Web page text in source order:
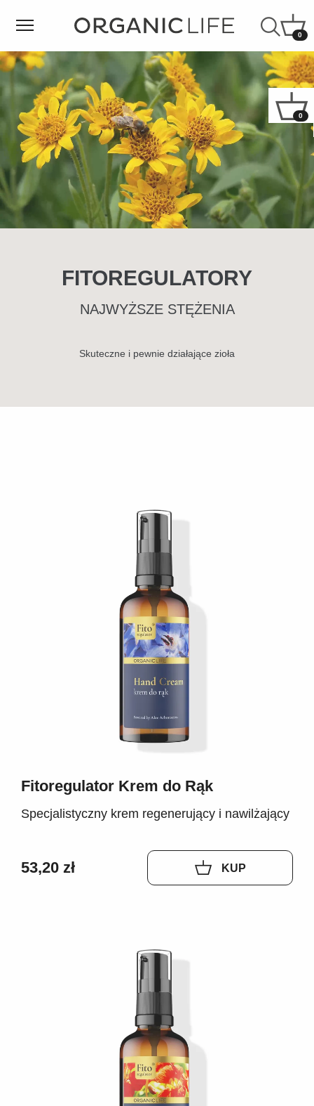
0
FITOREGULATORY
NAJWYŻSZE STĘŻENIA
Skuteczne i pewnie działające zioła
0
Fitoregulator Krem do Rąk
Specjalistyczny krem regenerujący i nawilżający
53,20 zł KUP